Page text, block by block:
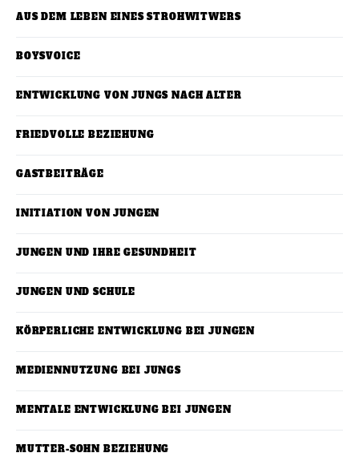
AUS DEM LEBEN EINES STROHWITWERS
BOYSVOICE
ENTWICKLUNG VON JUNGS NACH ALTER
FRIEDVOLLE BEZIEHUNG
GASTBEITRÄGE
INITIATION VON JUNGEN
JUNGEN UND IHRE GESUNDHEIT
JUNGEN UND SCHULE
KÖRPERLICHE ENTWICKLUNG BEI JUNGEN
MEDIENNUTZUNG BEI JUNGS
MENTALE ENTWICKLUNG BEI JUNGEN
MUTTER-SOHN BEZIEHUNG